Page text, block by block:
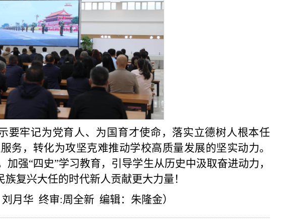
要牢记为党育人、为国育才使命，落实立德树人根本任
务，转化为攻坚克难推动学校高质量发展的坚实动力。
强“四史”学习教育，引导学生从历史中汲取奋进动力，
复兴大任的时代新人贡献更大力量！
月华 终审:周全新 编辑：朱隆金）